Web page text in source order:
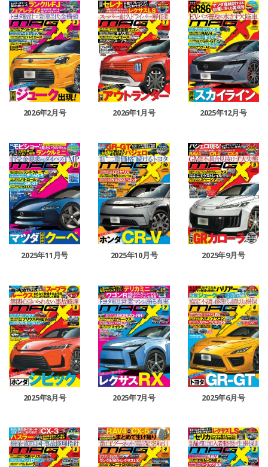
2026年2月号 2026年1月号 2025年12月号
2025年11月号 2025年10月号 2025年9月号
2025年8月号 2025年7月号 2025年6月号